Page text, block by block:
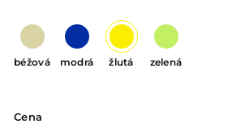
béžová modrá žlutá zelená
Cena